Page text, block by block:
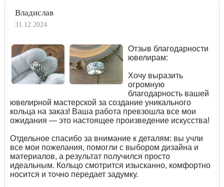
Владислав
31.12.2024
Отзыв благодарности
ювелирам:
Хочу выразить
огромную
благодарность вашей
ювелирной мастерской за создание уникального
кольца на заказ! Ваша работа превзошла все мои
ожидания — это настоящее произведение искусства!
Отдельное спасибо за внимание к деталям: вы учли
все мои пожелания, помогли с выбором дизайна и
материалов, а результат получился просто
идеальным. Кольцо смотрится изысканно, комфортно
носится и точно передает задумку.